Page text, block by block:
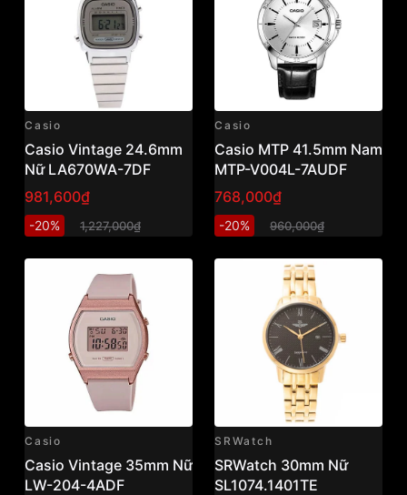
Casio
Casio Vintage 24.6mm
Nữ LA670WA-7DF
981,600₫
-20% 1,227,000₫
Casio
Casio MTP 41.5mm Nam
MTP-V004L-7AUDF
768,000₫
-20% 960,000₫
Casio
Casio Vintage 35mm Nữ
LW-204-4ADF
SRWatch
SRWatch 30mm Nữ
SL1074.1401TE